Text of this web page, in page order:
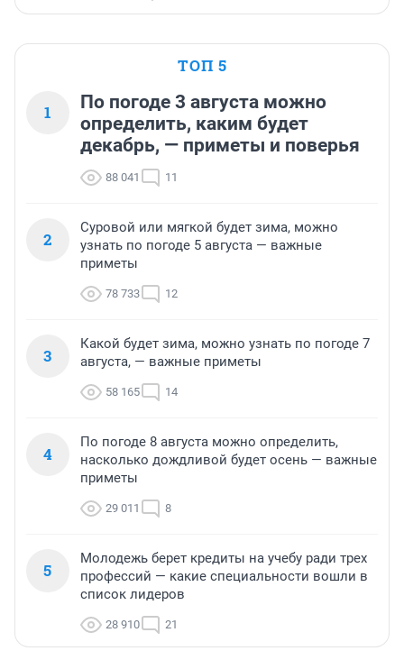
ТОП 5
1
По погоде 3 августа можно
определить, каким будет
декабрь, — приметы и поверья
88 041 11
2
Суровой или мягкой будет зима, можно
узнать по погоде 5 августа — важные
приметы
78 733 12
3
Какой будет зима, можно узнать по погоде 7
августа, — важные приметы
58 165 14
4
По погоде 8 августа можно определить,
насколько дождливой будет осень — важные
приметы
29 011 8
5
Молодежь берет кредиты на учебу ради трех
профессий — какие специальности вошли в
список лидеров
28 910 21